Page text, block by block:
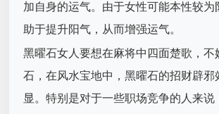
加自身的运气。由于女性可能本性较为
助于提升阳气，从而增强运气。
黑曜石女人要想在麻将中四面楚歌，不
石，在风水宝地中，黑曜石的招财辟邪
显。特别是对于一些职场竞争的人来说